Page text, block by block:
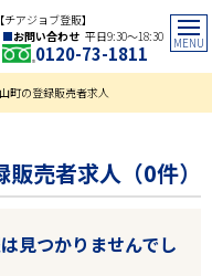
アジョブ登販】
お問い合わせ 平日9:30〜18:30
0120-73-1811
町の登録販売者求人
売者求人（0件）
見つかりませんでし